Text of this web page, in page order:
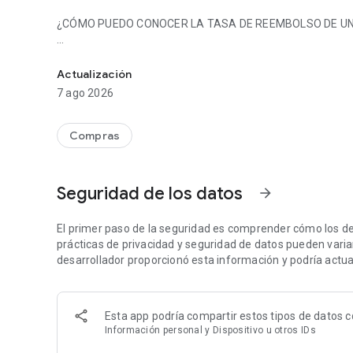
¿CÓMO PUEDO CONOCER LA TASA DE REEMBOLSO DE
cupón disponibles para esa tienda.
¿QUÉ SUCEDE CUANDO TOCO ACTIVAR?
Minty abre la tienda en tu navegador y comienza a
la app antes de comprar, no después.
compra.
¿NECESITO UNA COMPUTADORA PARA USAR MINTY?
cupón y activa el reembolso desde tu teléfono. Minty
automáticamente los códigos de cupón al finalizar la
para computadoras de escritorio, no en Android.
Actualización
7 ago 2026
Compras
Seguridad de los datos arrow_forward
El primer paso de la seguridad es comprender cómo los
prácticas de privacidad y seguridad de datos pueden
desarrollador proporcionó esta información y podría
Esta app podría compartir estos tipos de datos
Información personal y Dispositivo u otros IDs